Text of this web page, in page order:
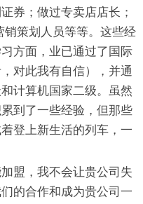
券；做过专卖店店长；
策划人员等等。这些经
方面，业已通过了国际
对此我有自信），并通
计算机国家二级。虽然
到了一些经验，但那些
登上新生活的列车，一
盟，我不会让贵公司失
的合作和成为贵公司一